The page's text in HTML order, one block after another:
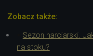
Zobacz także:
Sezon narciarski.
na stoku?